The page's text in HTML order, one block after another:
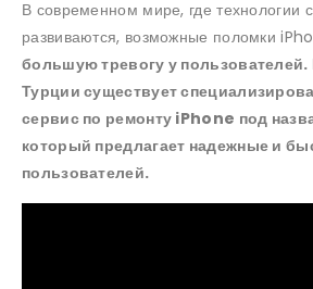
В современном мире, где технологии
развиваются, возможные поломки
большую тревогу у пользователей.
Турции существует
сервис по ремонту iPhone под
который предлагает надежные и
пользователей.